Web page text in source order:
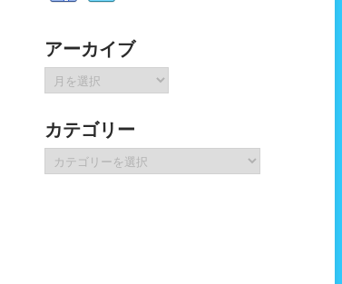
アーカイブ
ア
ー
イ
ブ
カテゴリー
テ